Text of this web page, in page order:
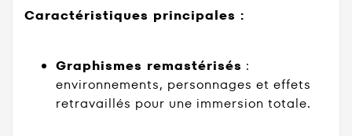
Caractéristiques principales :
Graphismes remastérisés :
environnements, personnages et effets
retravaillés pour une immersion totale.